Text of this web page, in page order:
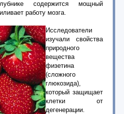
содержится мощный
работу мозга.
Исследователи
изучали свойства
природного
вещества
физетина
(сложного
глюкозида),
который защищает
клетки от
дегенерации.